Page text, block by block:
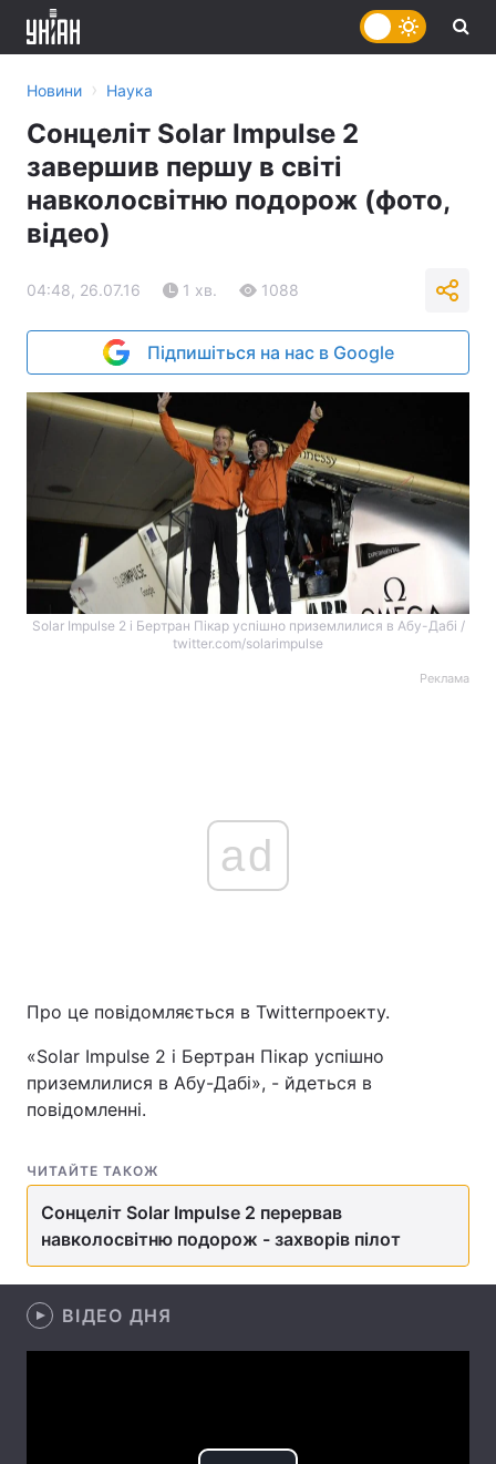
Головна Війна
Економіка Світ
Спорт Наука
Техно і зв'язок Лайт
Зброя
Новини › Наука
Сонцеліт Solar Impulse 2
завершив першу в світі
навколосвітню подорож (фото,
відео)
04:48, 26.07.16 1 хв. 1088
Підпишіться на нас в Google
Solar Impulse 2 і Бертран Пікар успішно приземлилися в Абу-Дабі /
twitter.com/solarimpulse
Реклама
ad
Про це повідомляється в Twitterпроекту.
«Solar Impulse 2 і Бертран Пікар успішно
приземлилися в Абу-Дабі», - йдеться в
повідомленні.
ЧИТАЙТЕ ТАКОЖ
Сонцеліт Solar Impulse 2 перервав
навколосвітню подорож - захворів пілот
ВІДЕО ДНЯ